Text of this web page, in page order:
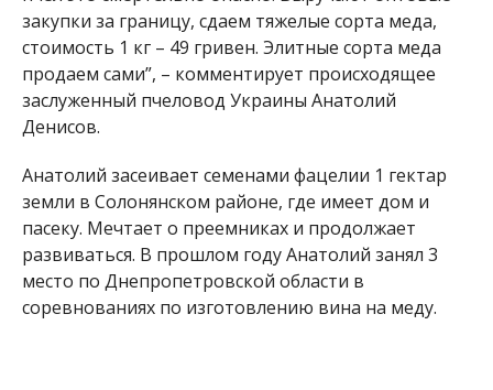
заслуженный пчеловод Украины Анатолий
Денисов.
Анатолий засеивает семенами фацелии 1 гектар
земли в Солонянском районе, где имеет дом и
развиваться. В прошлом году Анатолий занял 3
место по Днепропетровской области в
соревнованиях по изготовлению вина на меду.